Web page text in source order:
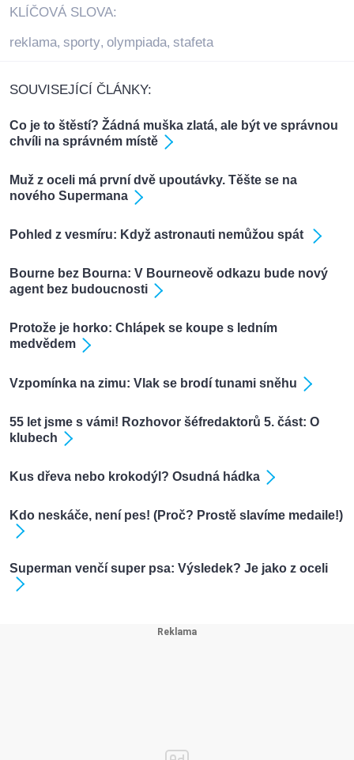
KLÍČOVÁ SLOVA:
reklama, sporty, olympiada, stafeta
SOUVISEJÍCÍ ČLÁNKY:
Co je to štěstí? Žádná muška zlatá, ale být ve správnou
chvíli na správném místě
Muž z oceli má první dvě upoutávky. Těšte se na
nového Supermana
Pohled z vesmíru: Když astronauti nemůžou spát
Bourne bez Bourna: V Bourneově odkazu bude nový
agent bez budoucnosti
Protože je horko: Chlápek se koupe s ledním
medvědem
Vzpomínka na zimu: Vlak se brodí tunami sněhu
55 let jsme s vámi! Rozhovor šéfredaktorů 5. část: O
klubech
Kus dřeva nebo krokodýl? Osudná hádka
Kdo neskáče, není pes! (Proč? Prostě slavíme medaile!)
Superman venčí super psa: Výsledek? Je jako z oceli